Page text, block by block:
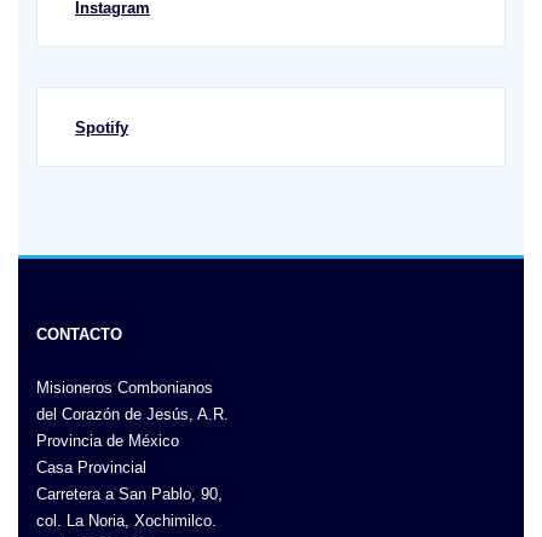
Instagram
Spotify
CONTACTO
Misioneros Combonianos
del Corazón de Jesús, A.R.
Provincia de México
Casa Provincial
Carretera a San Pablo, 90,
col. La Noria, Xochimilco.